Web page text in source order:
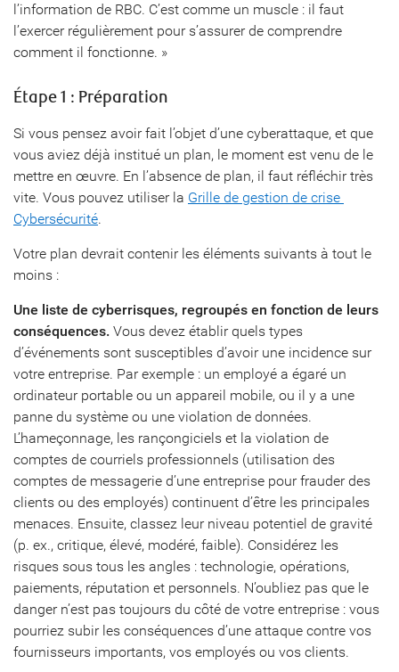
l’information de RBC. C’est comme un muscle : il faut
l’exercer régulièrement pour s’assurer de comprendre
comment il fonctionne. »
Étape 1 : Préparation
Si vous pensez avoir fait l’objet d’une cyberattaque, et que
vous aviez déjà institué un plan, le moment est venu de le
mettre en œuvre. En l’absence de plan, il faut réfléchir très
vite. Vous pouvez utiliser la Grille de gestion de crise 
Cybersécurité.
Votre plan devrait contenir les éléments suivants à tout le
moins :
Une liste de cyberrisques, regroupés en fonction de leurs
conséquences. Vous devez établir quels types
d’événements sont susceptibles d’avoir une incidence sur
votre entreprise. Par exemple : un employé a égaré un
ordinateur portable ou un appareil mobile, ou il y a une
panne du système ou une violation de données.
L’hameçonnage, les rançongiciels et la violation de
comptes de courriels professionnels (utilisation des
comptes de messagerie d’une entreprise pour frauder des
clients ou des employés) continuent d’être les principales
menaces. Ensuite, classez leur niveau potentiel de gravité
(p. ex., critique, élevé, modéré, faible). Considérez les
risques sous tous les angles : technologie, opérations,
paiements, réputation et personnels. N’oubliez pas que le
danger n’est pas toujours du côté de votre entreprise : vous
pourriez subir les conséquences d’une attaque contre vos
fournisseurs importants, vos employés ou vos clients.